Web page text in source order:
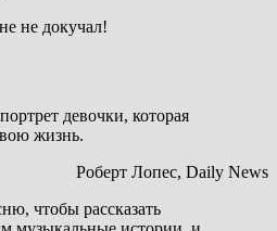
не докучал!
девочки, которая
жизнь.
Роберт Лопес, Daily News
чтобы рассказать